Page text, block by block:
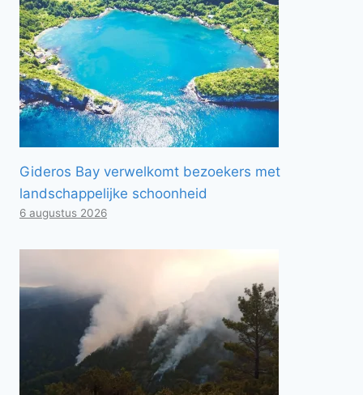
Gideros Bay verwelkomt bezoekers met
landschappelijke schoonheid
6 augustus 2026